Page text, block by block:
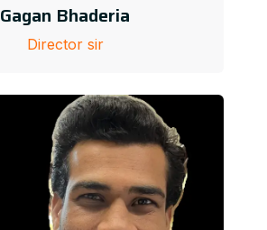
Gagan Bhaderia
Director sir